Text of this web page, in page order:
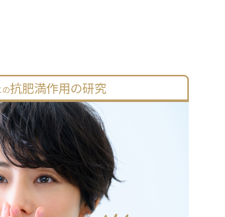
抗肥満作用の研究